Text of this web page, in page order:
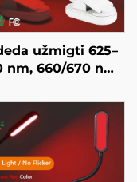
užmigti 625–
nm, 660/670 nm
be
šviesos,
dažytas kūnas,
knygos lempa